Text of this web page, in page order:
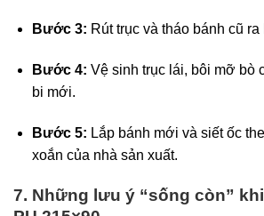
Bước 3: Rút trục và tháo bánh cũ
Bước 4: Vệ sinh trục lái, bôi mỡ bò
bi mới.
Bước 5: Lắp bánh mới và siết ốc
xoắn của nhà sản xuất.
7. Những lưu ý “sống còn”